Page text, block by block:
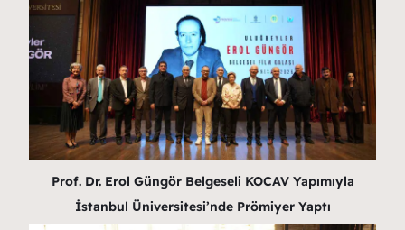
Prof. Dr. Erol Güngör Belgeseli KOCAV Yapımıyla
İstanbul Üniversitesi’nde Prömiyer Yaptı